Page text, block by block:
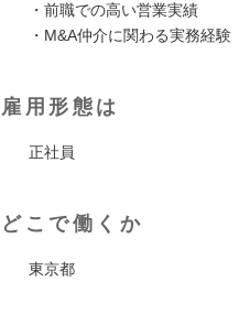
・前職での高い営業実績
・M&A仲介に関わる実務経験
雇用形態は
正社員
どこで働くか
東京都